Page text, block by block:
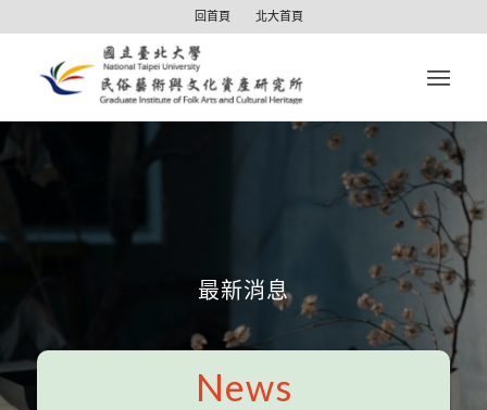
回首頁 北大首頁
最新消息
News